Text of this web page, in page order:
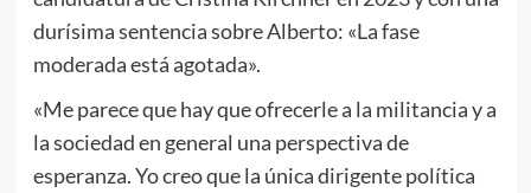
durísima sentencia sobre Alberto: «La fase
moderada está agotada».
«Me parece que hay que ofrecerle a la militancia y a
la sociedad en general una perspectiva de
esperanza. Yo creo que la única dirigente política